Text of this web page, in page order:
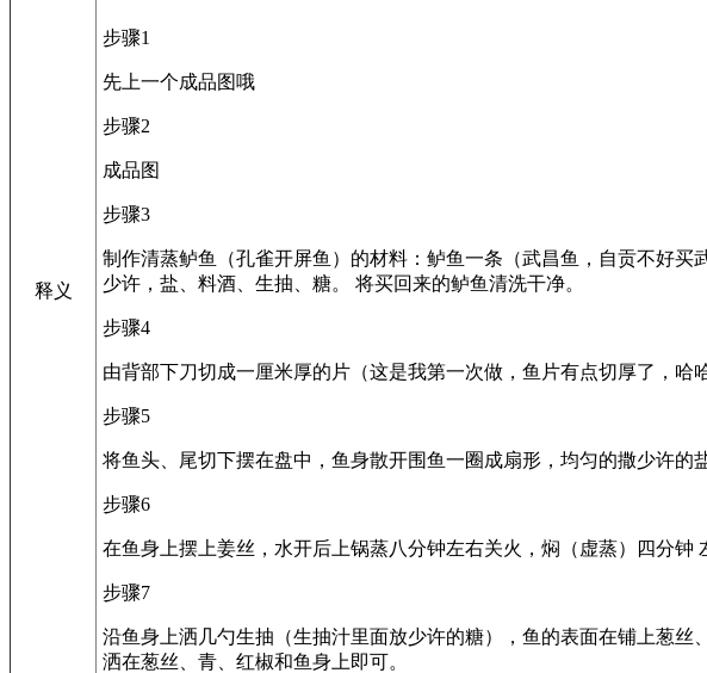
释义
步骤1
先上一个成品图哦
步骤2
成品图
步骤3
制作清蒸鲈鱼（孔雀开屏鱼）的材料：鲈鱼一条（武昌鱼，自贡不好
少许，盐、料酒、生抽、糖。 将买回来的鲈鱼清洗干净。
步骤4
由背部下刀切成一厘米厚的片（这是我第一次做，鱼片有点切厚了，哈
步骤5
将鱼头、尾切下摆在盘中，鱼身散开围鱼一圈成扇形，均匀的撒少许的
步骤6
在鱼身上摆上姜丝，水开后上锅蒸八分钟左右关火，焖（虚蒸）四分钟
步骤7
沿鱼身上洒几勺生抽（生抽汁里面放少许的糖），鱼的表面在铺上葱
洒在葱丝、青、红椒和鱼身上即可。